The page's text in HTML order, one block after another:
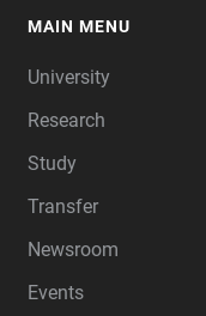
MAIN MENU
University
Research
Study
Transfer
Newsroom
Events